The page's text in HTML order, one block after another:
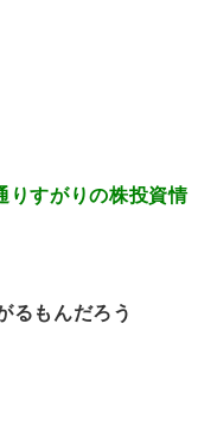
すがりの株投資情
るもんだろう